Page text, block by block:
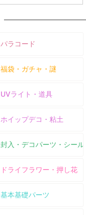
パラコード
福袋・ガチャ・謎
UVライト・道具
ホイップデコ・粘土
封入・デコパーツ・シール
ドライフラワー・押し花
基本基礎パーツ